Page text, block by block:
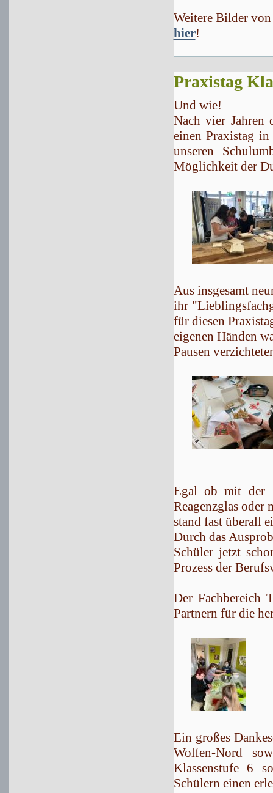
Weitere Bilder
hier!
Praxistag
Und wie!
Nach vier Jahren
einen Praxistag
unseren
Möglichkeit der
Aus insgesamt
ihr
für diesen
eigenen Händen
Pausen
Egal ob mit der
Reagenzglas oder
stand fast überall
Durch das
Schüler jetzt
Prozess der
Der Fachbereich
Partnern für die
Ein großes
Wolfen-Nord
Klassenstufe 6
Schülern einen